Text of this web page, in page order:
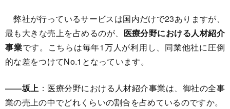
弊社が行っているサービスは国内だけで23ありますが、
最も大きな売上を占めるのが、 医療分野における人材紹介
事業です。こちらは毎年1万人が利用し、同業他社に圧倒
的な差をつけてNo.1となっています。
――坂上 ：医療分野における人材紹介事業は、御社の全事
業の売上の中でどれくらいの割合を占めているのですか。